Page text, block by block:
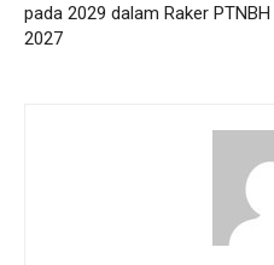
pada 2029 dalam Raker PTNBH
2027